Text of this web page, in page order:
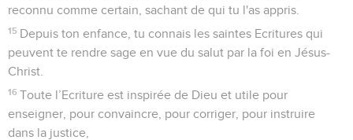
reconnu comme certain, sachant de qui tu l'as appris.
15 Depuis ton enfance, tu connais les saintes Ecritures qui
peuvent te rendre sage en vue du salut par la foi en Jésus-
Christ.
16 Toute l’Ecriture est inspirée de Dieu et utile pour
enseigner, pour convaincre, pour corriger, pour instruire
dans la justice,